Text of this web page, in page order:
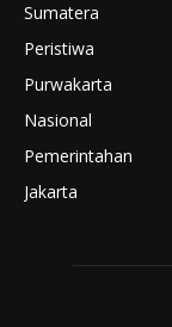
Sumatera
Peristiwa
Purwakarta
Nasional
Pemerintahan
Jakarta